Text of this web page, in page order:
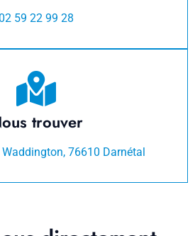
59 22 99 28
trouver
76610 Darnétal